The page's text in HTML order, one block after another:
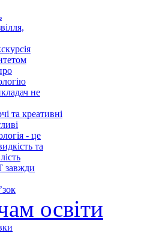
не
та креативні
- це
та
освіти